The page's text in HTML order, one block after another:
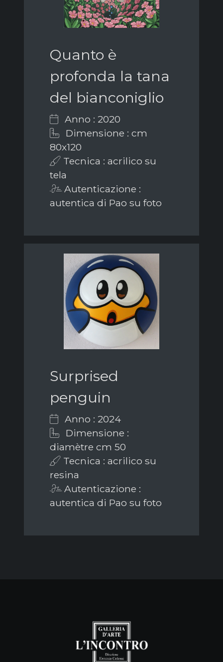
Quanto è
profonda la tana
del bianconiglio
Anno : 2020
Dimensione : cm
80x120
Tecnica : acrilico su
tela
Autenticazione :
autentica di Pao su foto
Surprised
penguin
Anno : 2024
Dimensione :
diamètre cm 50
Tecnica : acrilico su
resina
Autenticazione :
autentica di Pao su foto